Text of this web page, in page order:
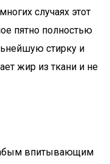
случаях этот
пятно полностью
стирку и
жир из ткани и не
впитывающим